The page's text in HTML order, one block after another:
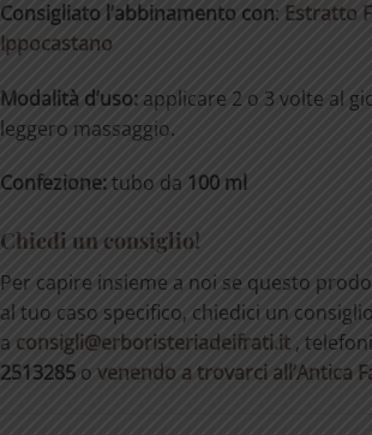
Consigliato l’abbinamento con: Estratto
Ippocastano
Modalità d’uso: applicare 2 o 3 volte al
leggero massaggio.
Confezione:tubo da 100 ml
Chiedi un consiglio!
Per capire insieme a noi se questo
al tuo caso specifico, chiedici un
a consigli@erboristeriadeifrati.it ,
2513285 o venendo a trovarci all’Antica